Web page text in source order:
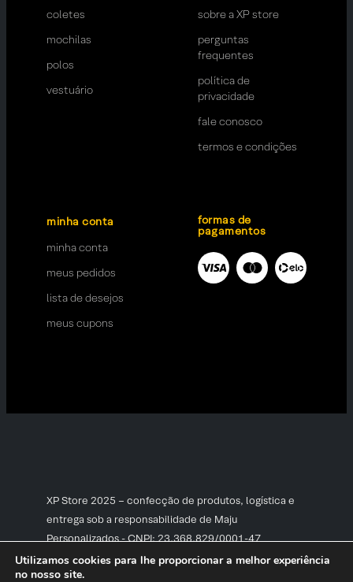
coletes
mochilas
polos
vestuário
sobre a XP store
perguntas
frequentes
política de
privacidade
fale conosco
termos e condições
minha conta
minha conta
meus pedidos
lista de desejos
meus cupons
formas de
pagamentos
XP Store 2025 – confecção de produtos, logística e
entrega sob a responsabilidade de Maju
Personalizados - CNPJ: 23.368.829/0001-47
Utilizamos cookies para lhe proporcionar a melhor experiência
no nosso site.